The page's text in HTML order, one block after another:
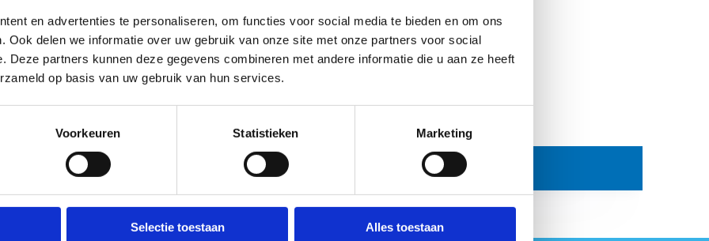
en advertenties te personaliseren, om functies voor social media te bieden en om ons
Ook delen we informatie over uw gebruik van onze site met onze partners voor social
Deze partners kunnen deze gegevens combineren met andere informatie die u aan ze heeft
op basis van uw gebruik van hun services.
Voorkeuren Statistieken Marketing
Selectie toestaan Alles toestaan
Het stappenplan van een EVK-procedure